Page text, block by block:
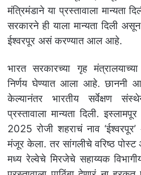
मंत्रिमंडाने या प्रस्तावाला मान्यता
सरकारने ही याला मान्यता दिली
ईश्वरपूर असं करण्यात आल आहे.
भारत सरकारच्या गृह
निर्णय घेण्यात आला आहे. छाननी
केल्यानंतर भारतीय सर्वेक्षण
प्रस्तावाला मान्यता दिली.
2025 रोजी शहराचं नाव
मंजूर केला. तर सांगलीचे वरिष्ठ
मध्य रेल्वेचे मिरजेचे सहाय्यक